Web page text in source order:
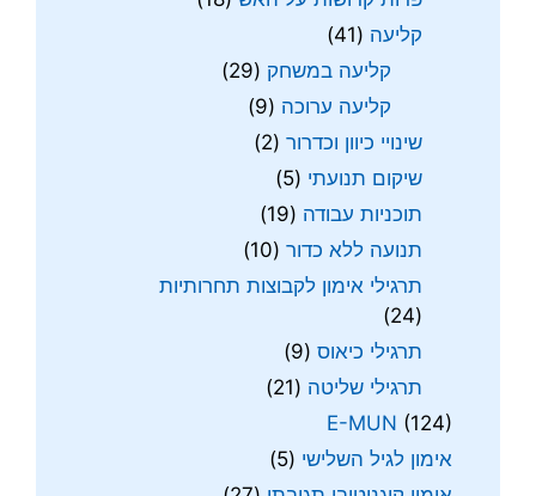
קליעה (41)
קליעה במשחק (29)
קליעה ערוכה (9)
שינויי כיוון וכדרור (2)
שיקום תנועתי (5)
תוכניות עבודה (19)
תנועה ללא כדור (10)
תרגילי אימון לקבוצות תחרותיות
(24)
תרגילי כיאוס (9)
תרגילי שליטה (21)
E-MUN (124)
אימון לגיל השלישי (5)